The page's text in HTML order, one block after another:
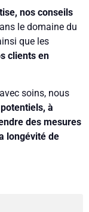
nos conseils
le domaine du
que les
clients en
soins, nous
à
des mesures
longévité de